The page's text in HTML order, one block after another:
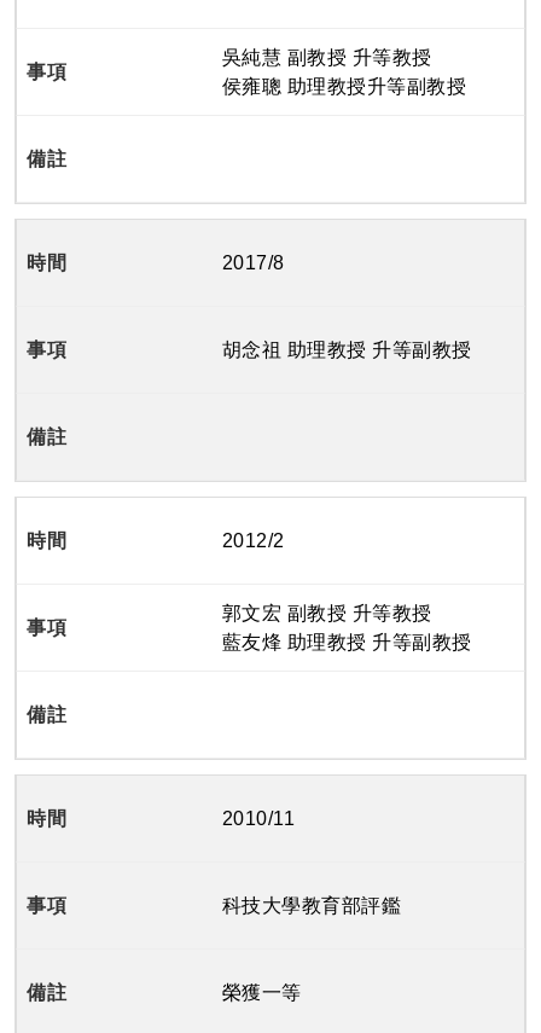
吳純慧 副教授 升等教授
侯雍聰 助理教授升等副教授
2017/8
胡念祖 助理教授 升等副教授
2012/2
郭文宏 副教授 升等教授
藍友烽 助理教授 升等副教授
2010/11
科技大學教育部評鑑
榮獲一等